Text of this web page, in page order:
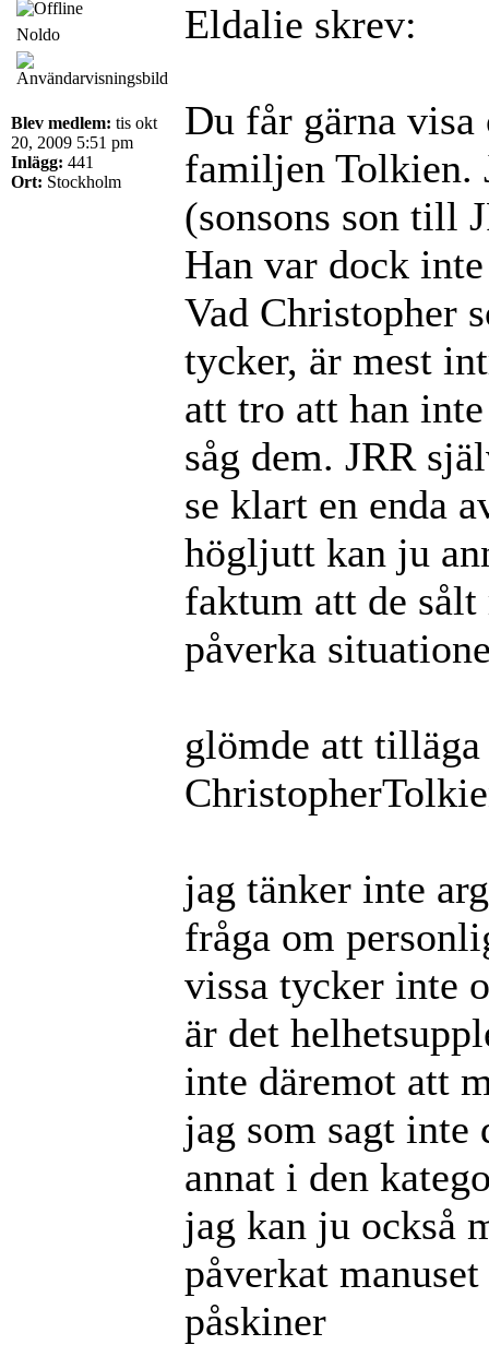
Noldo
Blev medlem: tis okt
20, 2009 5:51 pm
Inlägg: 441
Ort: Stockholm
Eldalie skrev:
Du får gärna
familjen Tolkien.
(sonsons son till
Han var dock
Vad Christopher
tycker, är mest
att tro att han
såg dem. JRR
se klart en enda
högljutt kan ju
faktum att de
påverka
glömde att
jag tänker inte
fråga om
vissa tycker inte
är det
inte däremot att
jag som sagt inte
annat i den
jag kan ju också
påverkat
påskiner